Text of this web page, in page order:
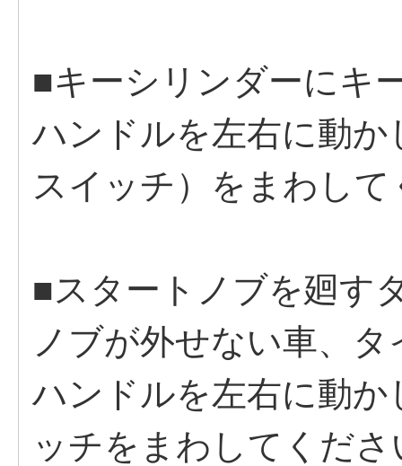
■キーシリンダーにキ
ハンドルを左右に動
スイッチ）をまわし
■スタートノブを廻す
ノブが外せない車、
ハンドルを左右に動
ッチをまわしてくださ